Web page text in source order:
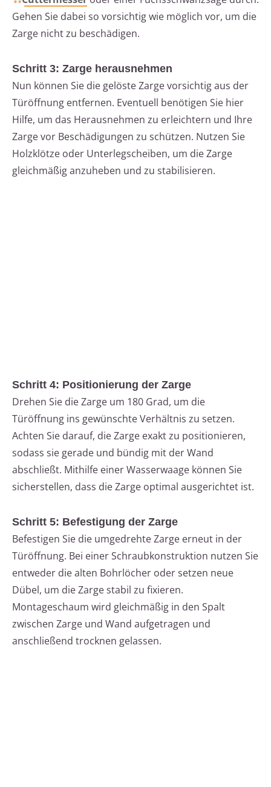
Gehen Sie dabei so vorsichtig wie möglich vor, um die
Zarge nicht zu beschädigen.
Schritt 3: Zarge herausnehmen
Nun können Sie die gelöste Zarge vorsichtig aus der
Türöffnung entfernen. Eventuell benötigen Sie hier
Hilfe, um das Herausnehmen zu erleichtern und Ihre
Zarge vor Beschädigungen zu schützen. Nutzen Sie
Holzklötze oder Unterlegscheiben, um die Zarge
gleichmäßig anzuheben und zu stabilisieren.
Schritt 4: Positionierung der Zarge
Drehen Sie die Zarge um 180 Grad, um die
Türöffnung ins gewünschte Verhältnis zu setzen.
Achten Sie darauf, die Zarge exakt zu positionieren,
sodass sie gerade und bündig mit der Wand
abschließt. Mithilfe einer Wasserwaage können Sie
sicherstellen, dass die Zarge optimal ausgerichtet ist.
Schritt 5: Befestigung der Zarge
Befestigen Sie die umgedrehte Zarge erneut in der
Türöffnung. Bei einer Schraubkonstruktion nutzen Sie
entweder die alten Bohrlöcher oder setzen neue
Dübel, um die Zarge stabil zu fixieren.
Montageschaum wird gleichmäßig in den Spalt
zwischen Zarge und Wand aufgetragen und
anschließend trocknen gelassen.